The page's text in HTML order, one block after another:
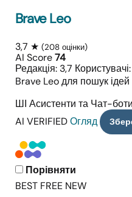
Brave Leo
3,7 ★ (208 оцінки)
AI Score74
Редакція: 3,7
Brave Leo для пошук ідей
ШІ Асистенти та Чат-боти
AI VERIFIEDОгляд
Порівняти
BEST FREE NEW